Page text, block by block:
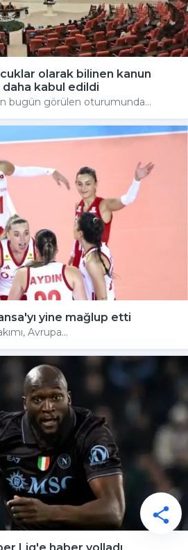
olarak bilinen kanun
kabul edildi
bugün görülen oturumunda...
yine mağlup etti
Avrupa...